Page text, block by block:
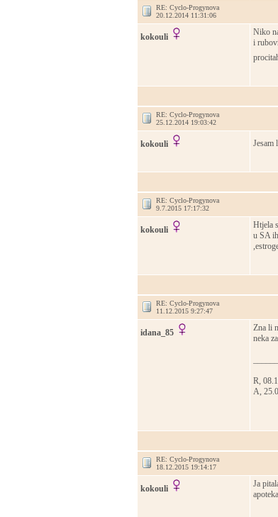
RE: Cyclo-Progynova
20.12.2014 11:31:06
kokouli
Niko
i
RE: Cyclo-Progynova
25.12.2014 19:03:42
kokouli Jesam
RE: Cyclo-Progynova
9.7.2015 17:17:32
kokouli
Htjela
u SA
RE: Cyclo-Progynova
11.12.2015 9:27:47
idana_85
Zna li
neka
R,
A,
RE: Cyclo-Progynova
18.12.2015 19:14:17
kokouli
Ja